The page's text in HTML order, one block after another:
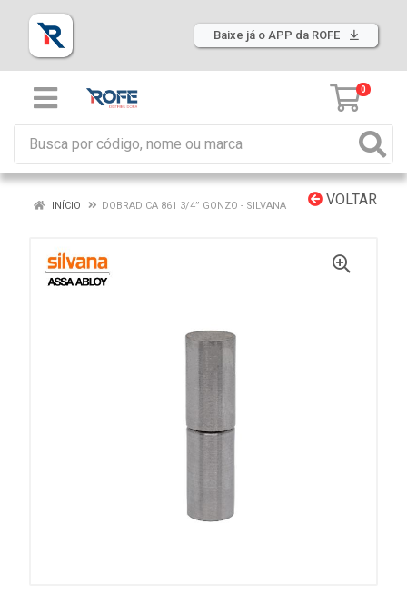
Baixe já o APP da ROFE
0
VOLTAR
INÍCIO DOBRADICA 861 3/4” GONZO - SILVANA